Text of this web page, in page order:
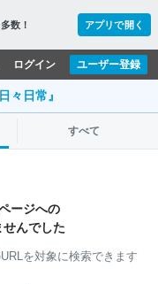
数！ アプリで開く
ユーザー登録
ログイン
々日常』
すべて
ージへの
んでした
を対象に検索できます